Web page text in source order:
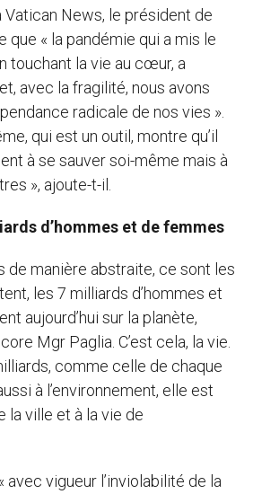
Vatican News, le président de
que « la pandémie qui a mis le
touchant la vie au cœur, a
avec la fragilité, nous avons
radicale de nos vies ».
qui est un outil, montre qu’il
à se sauver soi-même mais à
», ajoute-t-il.
d’hommes et de femmes
de manière abstraite, ce sont les
les 7 milliards d’hommes et
aujourd’hui sur la planète,
Mgr Paglia. C’est cela, la vie.
comme celle de chaque
à l’environnement, elle est
la ville et à la vie de
avec vigueur l’inviolabilité de la